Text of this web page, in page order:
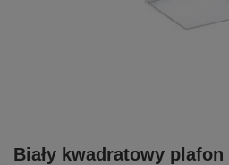
Biały kwadratowy plafon